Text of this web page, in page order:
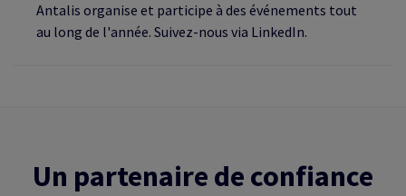
Antalis organise et participe à des événements tout
au long de l'année. Suivez-nous via LinkedIn.
Un partenaire de confiance